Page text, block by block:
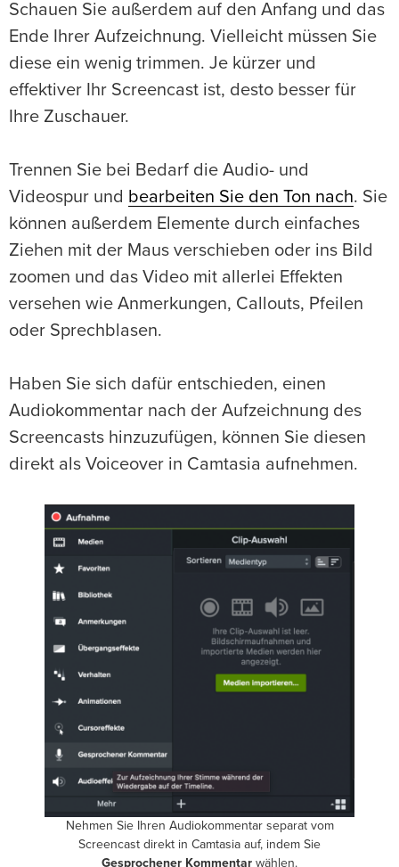
Schauen Sie außerdem auf den Anfang und das
Ende Ihrer Aufzeichnung. Vielleicht müssen Sie
diese ein wenig trimmen. Je kürzer und
effektiver Ihr Screencast ist, desto besser für
Ihre Zuschauer.
Trennen Sie bei Bedarf die Audio- und
Videospur und bearbeiten Sie den Ton nach. Sie
können außerdem Elemente durch einfaches
Ziehen mit der Maus verschieben oder ins Bild
zoomen und das Video mit allerlei Effekten
versehen wie Anmerkungen, Callouts, Pfeilen
oder Sprechblasen.
Haben Sie sich dafür entschieden, einen
Audiokommentar nach der Aufzeichnung des
Screencasts hinzuzufügen, können Sie diesen
direkt als Voiceover in Camtasia aufnehmen.
Nehmen Sie Ihren Audiokommentar separat vom
Screencast direkt in Camtasia auf, indem Sie
Gesprochener Kommentar wählen.